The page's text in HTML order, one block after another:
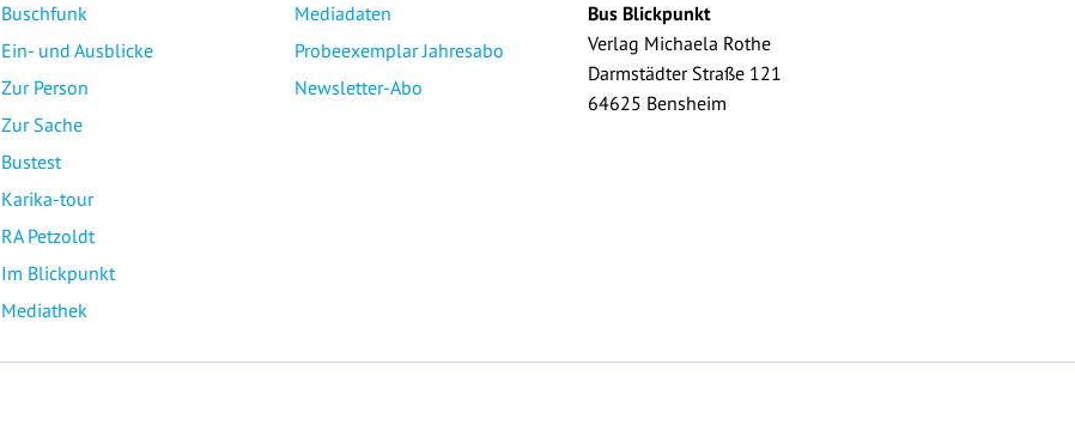
Buschfunk
Ein- und Ausblicke
Zur Person
Zur Sache
Bustest
Karika-tour
RA Petzoldt
Im Blickpunkt
Mediathek
Mediadaten
Probeexemplar Jahresabo
Newsletter-Abo
Bus Blickpunkt
Verlag Michaela Rothe
Darmstädter Straße 121
64625 Bensheim